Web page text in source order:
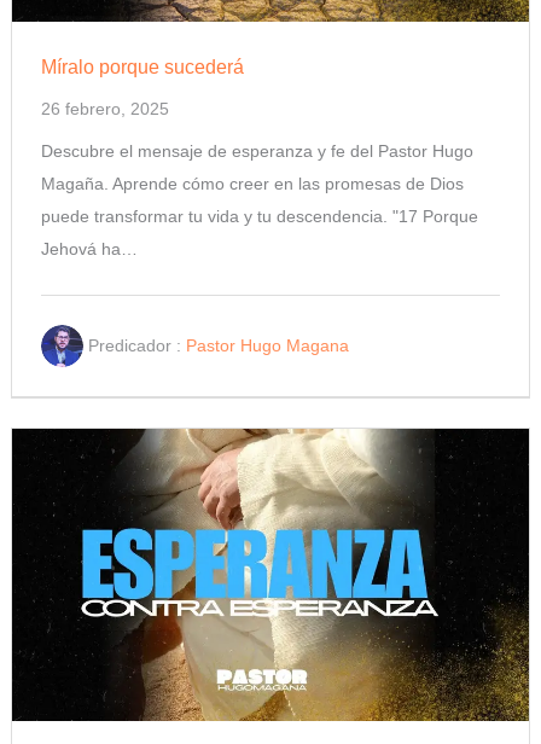
Míralo porque sucederá
26 febrero, 2025
Descubre el mensaje de esperanza y fe del Pastor Hugo
Magaña. Aprende cómo creer en las promesas de Dios
puede transformar tu vida y tu descendencia. "17 Porque
Jehová ha…
Predicador : Pastor Hugo Magana